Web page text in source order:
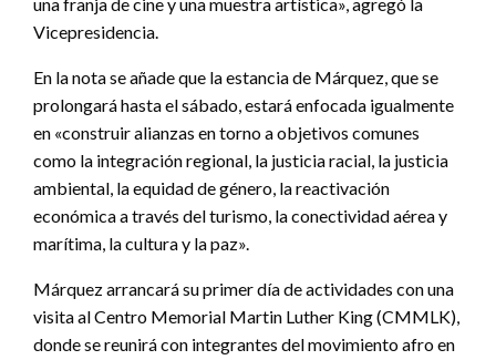
Vicepresidencia.
En la nota se añade que la estancia de Márquez, que se
prolongará hasta el sábado, estará enfocada igualmente
en «construir alianzas en torno a objetivos comunes
como la integración regional, la justicia racial, la justicia
ambiental, la equidad de género, la reactivación
económica a través del turismo, la conectividad aérea y
marítima, la cultura y la paz».
Márquez arrancará su primer día de actividades con una
visita al Centro Memorial Martin Luther King (CMMLK),
donde se reunirá con integrantes del movimiento afro en